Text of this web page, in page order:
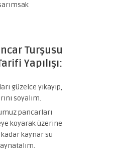
Turşusu
Yapılışı:
güzelce yıkayıp,
soyalım.
pancarları
koyarak üzerine
kadar kaynar su